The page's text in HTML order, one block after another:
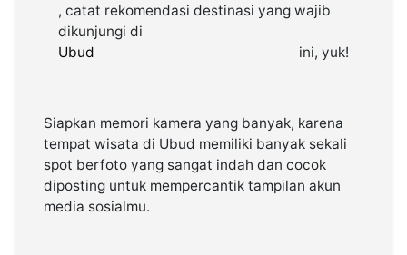
, catat rekomendasi destinasi yang wajib
dikunjungi di
Ubud
ini, yuk!
Siapkan memori kamera yang banyak, karena
tempat wisata di Ubud memiliki banyak sekali
spot berfoto yang sangat indah dan cocok
diposting untuk mempercantik tampilan akun
media sosialmu.